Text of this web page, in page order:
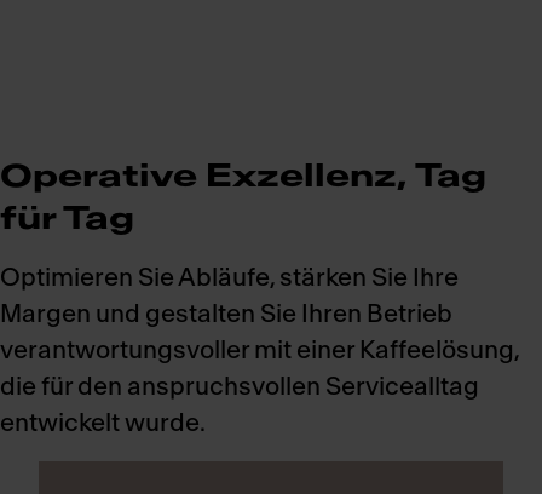
Operative Exzellenz, Tag
für Tag
Optimieren Sie Abläufe, stärken Sie Ihre
Margen und gestalten Sie Ihren Betrieb
verantwortungsvoller mit einer Kaffeelösung,
die für den anspruchsvollen Servicealltag
entwickelt wurde.